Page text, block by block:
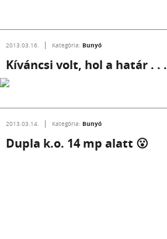
2013.03.16. Kategória: Bunyó
Kíváncsi volt, hol a határ . . .
2013.03.14. Kategória: Bunyó
Dupla k.o. 14 mp alatt 😮